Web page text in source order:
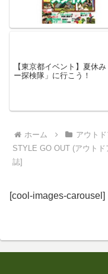
【東京都イベント】夏休
ー探検隊」に行こう！
ホーム アウト
STYLE GO OUT (アウト
誌]
[cool-images-carousel]